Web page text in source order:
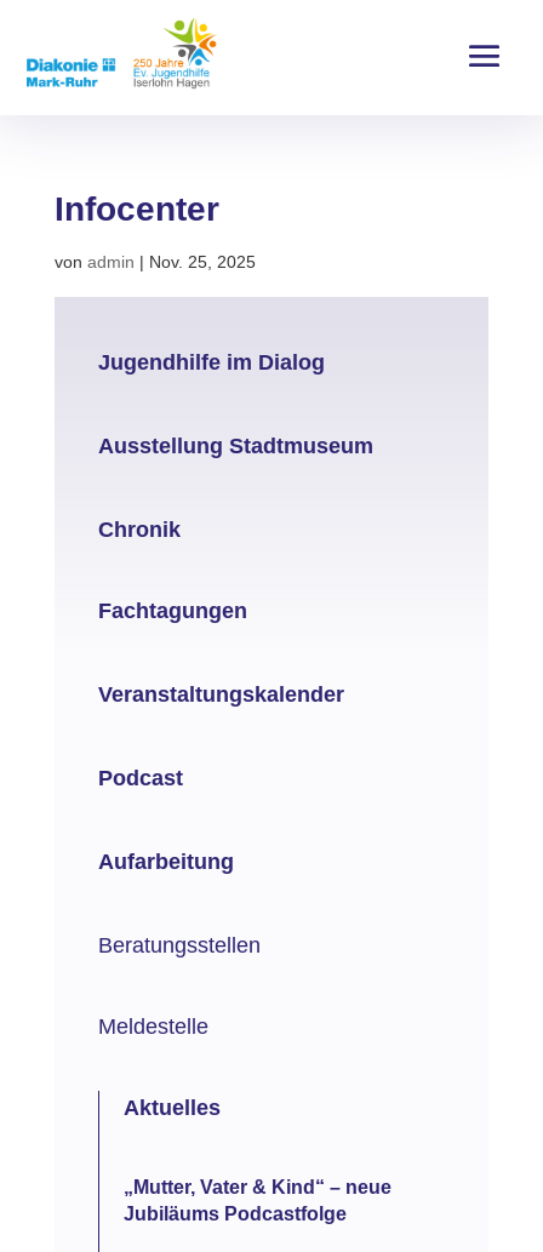
Infocenter
von admin | Nov. 25, 2025
Jugendhilfe im Dialog
Ausstellung Stadtmuseum
Chronik
Fachtagungen
Veranstaltungskalender
Podcast
Aufarbeitung
Beratungsstellen
Meldestelle
Aktuelles
„Mutter, Vater & Kind“ – neue
Jubiläums Podcastfolge